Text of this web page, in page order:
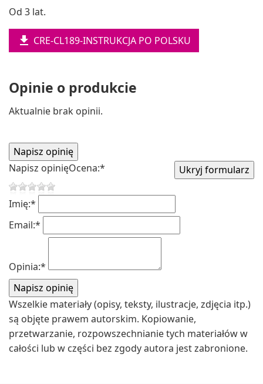
Od 3 lat.
 CRE-CL189-INSTRUKCJA PO POLSKU
Opinie o produkcie
Aktualnie brak opinii.
Napisz opinięOcena:*
Imię:*
Email:*
Opinia:*
Wszelkie materiały (opisy, teksty, ilustracje, zdjęcia itp.)
są objęte prawem autorskim. Kopiowanie,
przetwarzanie, rozpowszechnianie tych materiałów w
całości lub w części bez zgody autora jest zabronione.